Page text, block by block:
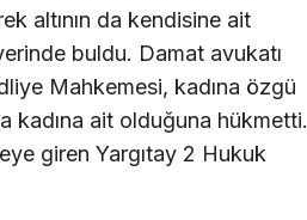
altının da kendisine ait
buldu. Damat avukatı
Mahkemesi, kadına özgü
kadına ait olduğuna hükmetti.
giren Yargıtay 2 Hukuk